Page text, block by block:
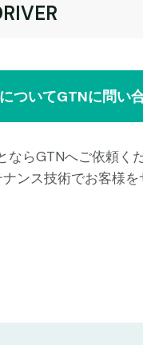
ついてGTNに問い
らGTNへご依頼くだ
ンス技術でお客様を